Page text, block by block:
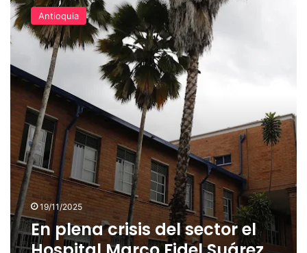
plena
crisis
del
el
Hospital
Marco
Fidel
Suárez
duplicó
su
facturación
Antioquia
19/11/2025
En plena crisis del sector el